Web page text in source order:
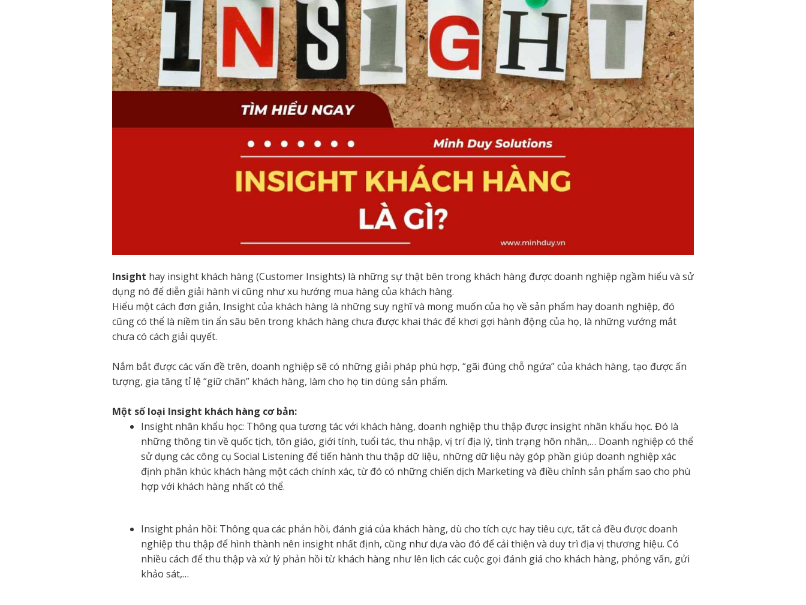
Insight hay insight khách hàng (Customer Insights) là những sự thật bên trong khách hàng được doanh nghiệp ngầm hiểu và sử
dụng nó để diễn giải hành vi cũng như xu hướng mua hàng của khách hàng.
Hiểu một cách đơn giản, Insight của khách hàng là những suy nghĩ và mong muốn của họ về sản phẩm hay doanh nghiệp, đó
cũng có thể là niềm tin ẩn sâu bên trong khách hàng chưa được khai thác để khơi gợi hành động của họ, là những vướng mắt
chưa có cách giải quyết.
Nắm bắt được các vấn đề trên, doanh nghiệp sẽ có những giải pháp phù hợp, “gãi đúng chỗ ngứa” của khách hàng, tạo được ấn
tượng, gia tăng tỉ lệ “giữ chân” khách hàng, làm cho họ tin dùng sản phẩm.
Một số loại Insight khách hàng cơ bản:
Insight nhân khẩu học: Thông qua tương tác với khách hàng, doanh nghiệp thu thập được insight nhân khẩu học. Đó là
những thông tin về quốc tịch, tôn giáo, giới tính, tuổi tác, thu nhập, vị trí địa lý, tình trạng hôn nhân,… Doanh nghiệp có thể
sử dụng các công cụ Social Listening để tiến hành thu thập dữ liệu, những dữ liệu này góp phần giúp doanh nghiệp xác
định phân khúc khách hàng một cách chính xác, từ đó có những chiến dịch Marketing và điều chỉnh sản phẩm sao cho phù
hợp với khách hàng nhất có thể.
Insight phản hồi: Thông qua các phản hồi, đánh giá của khách hàng, dù cho tích cực hay tiêu cực, tất cả đều được doanh
nghiệp thu thập để hình thành nên insight nhất định, cũng như dựa vào đó để cải thiện và duy trì địa vị thương hiệu. Có
nhiều cách để thu thập và xử lý phản hồi từ khách hàng như lên lịch các cuộc gọi đánh giá cho khách hàng, phỏng vấn, gửi
khảo sát,…